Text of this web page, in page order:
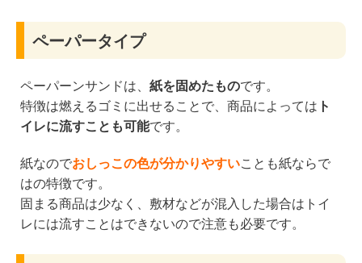
ペーパータイプ
ペーパーンサンドは、 紙を固めたものです。
特徴は燃えるゴミに出せることで、商品によっては ト
イレに流すことも可能です。
紙なのでおしっこの色が分かりやすいことも紙ならで
はの特徴です。
固まる商品は少なく、敷材などが混入した場合はトイ
レには流すことはできないので注意も必要です。